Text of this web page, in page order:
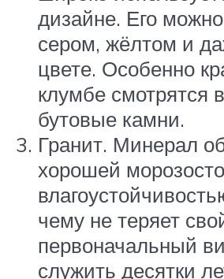
дизайне. Его
сером, жёлтом и
цвете. Особенно
клумбе смотрятся
бутовые камни.
Гранит. Минерал
хорошей
чему не теряет
первоначальный
служить десятки